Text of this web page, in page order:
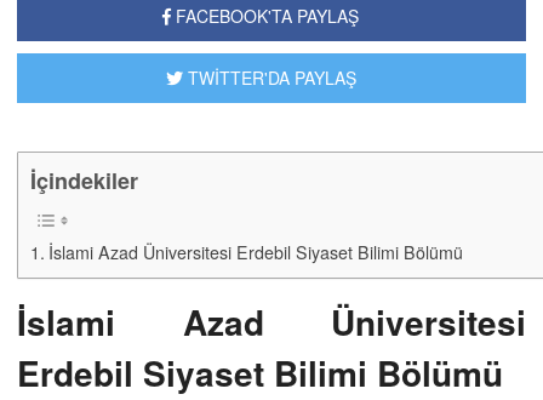
FACEBOOK'TA PAYLAŞ
TWİTTER'DA PAYLAŞ
İçindekiler
İslami Azad Üniversitesi Erdebil Siyaset Bilimi Bölümü
İslami Azad Üniversitesi
Erdebil Siyaset Bilimi Bölümü